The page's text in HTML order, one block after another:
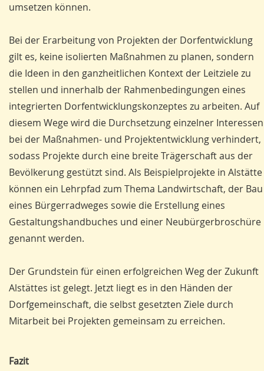
umsetzen können.
Bei der Erarbeitung von Projekten der Dorfentwicklung
gilt es, keine isolierten Maßnahmen zu planen, sondern
die Ideen in den ganzheitlichen Kontext der Leitziele zu
stellen und innerhalb der Rahmenbedingungen eines
integrierten Dorfentwicklungskonzeptes zu arbeiten. Auf
diesem Wege wird die Durchsetzung einzelner Interessen
bei der Maßnahmen- und Projektentwicklung verhindert,
sodass Projekte durch eine breite Trägerschaft aus der
Bevölkerung gestützt sind. Als Beispielprojekte in Alstätte
können ein Lehrpfad zum Thema Landwirtschaft, der Bau
eines Bürgerradweges sowie die Erstellung eines
Gestaltungshandbuches und einer Neubürgerbroschüre
genannt werden.
Der Grundstein für einen erfolgreichen Weg der Zukunft
Alstättes ist gelegt. Jetzt liegt es in den Händen der
Dorfgemeinschaft, die selbst gesetzten Ziele durch
Mitarbeit bei Projekten gemeinsam zu erreichen.
Fazit